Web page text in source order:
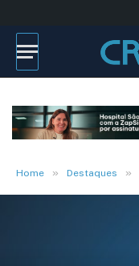
Home » Destaques »